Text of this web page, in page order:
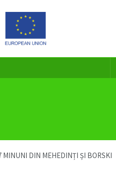
MINUNI DIN MEHEDINȚI ȘI BORSKI